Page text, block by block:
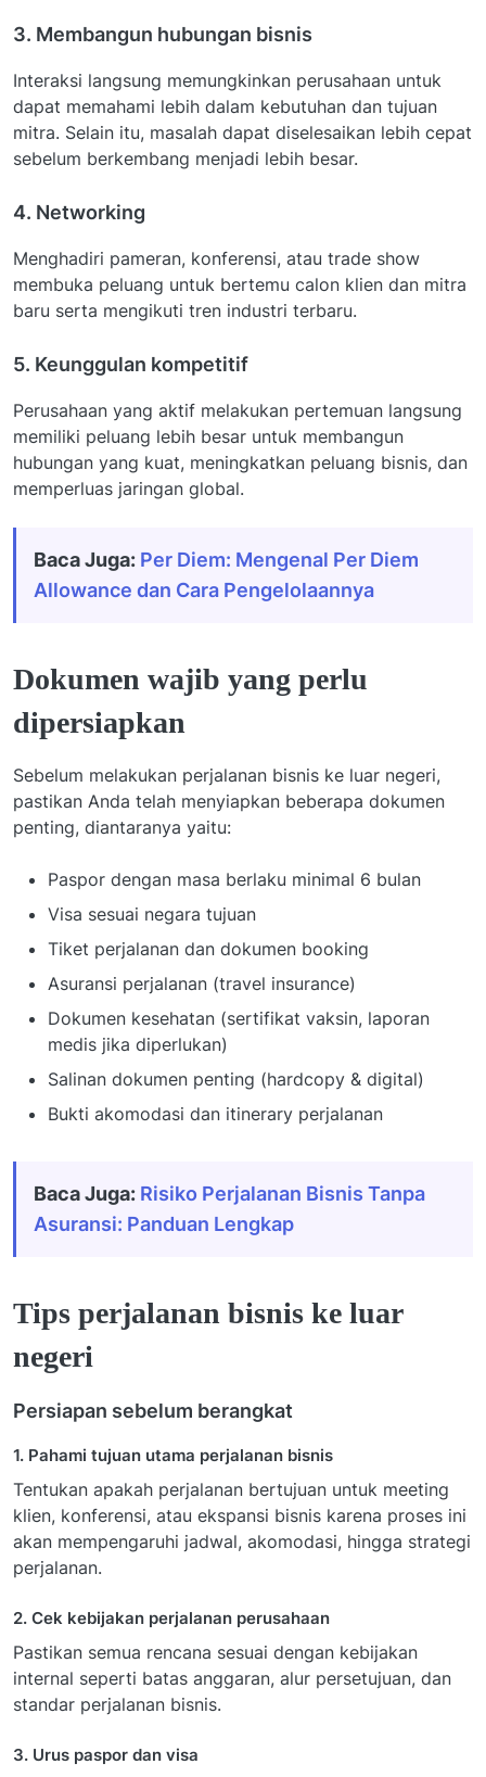
3. Membangun hubungan bisnis
Interaksi langsung memungkinkan perusahaan untuk
dapat memahami lebih dalam kebutuhan dan tujuan
mitra. Selain itu, masalah dapat diselesaikan lebih cepat
sebelum berkembang menjadi lebih besar.
4. Networking
Menghadiri pameran, konferensi, atau trade show
membuka peluang untuk bertemu calon klien dan mitra
baru serta mengikuti tren industri terbaru.
5. Keunggulan kompetitif
Perusahaan yang aktif melakukan pertemuan langsung
memiliki peluang lebih besar untuk membangun
hubungan yang kuat, meningkatkan peluang bisnis, dan
memperluas jaringan global.
Baca Juga: Per Diem: Mengenal Per Diem
Allowance dan Cara Pengelolaannya
Dokumen wajib yang perlu
dipersiapkan
Sebelum melakukan perjalanan bisnis ke luar negeri,
pastikan Anda telah menyiapkan beberapa dokumen
penting, diantaranya yaitu:
Paspor dengan masa berlaku minimal 6 bulan
Visa sesuai negara tujuan
Tiket perjalanan dan dokumen booking
Asuransi perjalanan (travel insurance)
Dokumen kesehatan (sertifikat vaksin, laporan
medis jika diperlukan)
Salinan dokumen penting (hardcopy & digital)
Bukti akomodasi dan itinerary perjalanan
Baca Juga: Risiko Perjalanan Bisnis Tanpa
Asuransi: Panduan Lengkap
Tips perjalanan bisnis ke luar
negeri
Persiapan sebelum berangkat
1. Pahami tujuan utama perjalanan bisnis
Tentukan apakah perjalanan bertujuan untuk meeting
klien, konferensi, atau ekspansi bisnis karena proses ini
akan mempengaruhi jadwal, akomodasi, hingga strategi
perjalanan.
2. Cek kebijakan perjalanan perusahaan
Pastikan semua rencana sesuai dengan kebijakan
internal seperti batas anggaran, alur persetujuan, dan
standar perjalanan bisnis.
3. Urus paspor dan visa